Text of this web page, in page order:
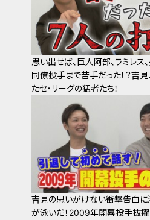
思い出せば、巨人阿部、ラミレス
同僚投手まで苦手だった！？吉見
たセ・リーグの猛者たち！
吉見の思いがけない衝撃告白
が泳いだ！2009年開幕投手抜